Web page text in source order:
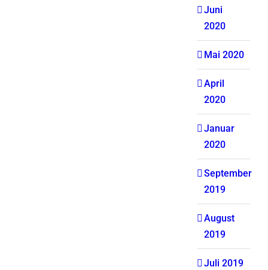
Juni
2020
Mai 2020
April
2020
Januar
2020
September
2019
August
2019
Juli 2019